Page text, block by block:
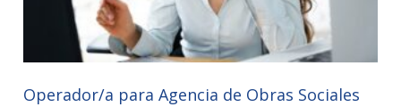
Operador/a para Agencia de Obras Sociales